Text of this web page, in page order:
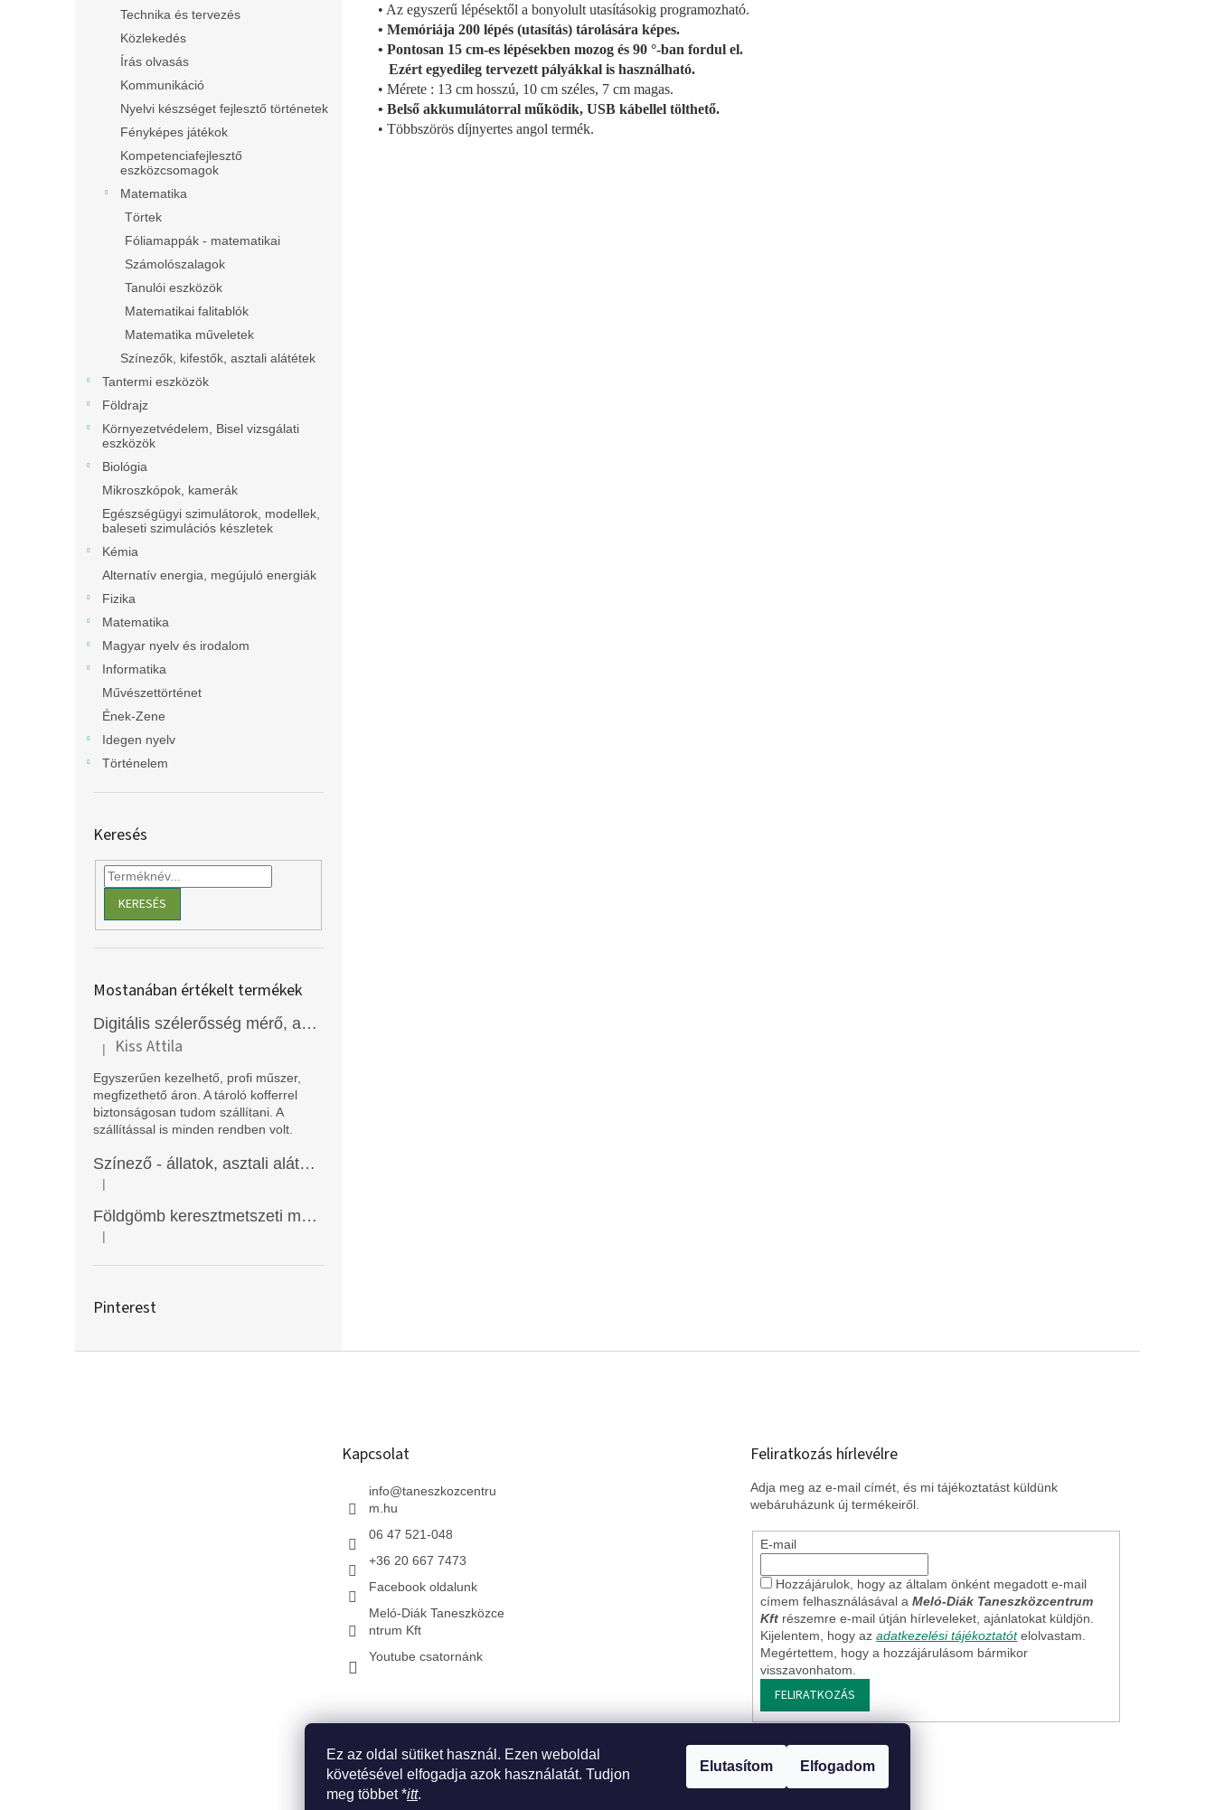
Ez az oldal sütiket használ. Ezen weboldal
követésével elfogadja azok használatát. Tudjon
meg többet *itt.
Elutasítom Elfogadom
Technika és tervezés
Közlekedés
Írás olvasás
Kommunikáció
Nyelvi készséget fejlesztő történetek
Fényképes játékok
Kompetenciafejlesztő
eszközcsomagok
Matematika
Törtek
Fóliamappák - matematikai
Számolószalagok
Tanulói eszközök
Matematikai falitablók
Matematika műveletek
Színezők, kifestők, asztali alátétek
Tantermi eszközök
Földrajz
Környezetvédelem, Bisel vizsgálati
eszközök
Biológia
Mikroszkópok, kamerák
Egészségügyi szimulátorok, modellek,
baleseti szimulációs készletek
Kémia
Alternatív energia, megújuló energiák
Fizika
Matematika
Magyar nyelv és irodalom
Informatika
Művészettörténet
Ének-Zene
Idegen nyelv
Történelem
Keresés
KERESÉS
Mostanában értékelt termékek
Digitális szélerősség mérő, anemométer, EM2250
A termék értékelése 5-ből 5 csillag.
| Kiss Attila
Egyszerűen kezelhető, profi műszer,
megfizethető áron. A tároló kofferrel
biztonságosan tudom szállítani. A
szállítással is minden rendben volt.
Színező - állatok, asztali alátét, Funny Mat
A termék értékelése 5-ből 5 csillag.
|
Földgömb keresztmetszeti modell
A termék értékelése 5-ből 5 csillag.
|
Pinterest
• Az egyszerű lépésektől a bonyolult utasításokig programozható.
• Memóriája 200 lépés (utasítás) tárolására képes.
• Pontosan 15 cm-es lépésekben mozog és 90 °-ban fordul el.
Ezért egyedileg tervezett pályákkal is használható.
• Mérete : 13 cm hosszú, 10 cm széles, 7 cm magas.
• Belső akkumulátorral működik, USB kábellel tölthető.
• Többszörös díjnyertes angol termék.
Kapcsolat
info@taneszkozcentru
m.hu
06 47 521-048
+36 20 667 7473
Facebook oldalunk
Meló-Diák Taneszközce
ntrum Kft
Youtube csatornánk
Feliratkozás hírlevélre
Adja meg az e-mail címét, és mi tájékoztatást küldünk
webáruházunk új termékeiről.
E-mail
Hozzájárulok, hogy az általam önként megadott e-mail
címem felhasználásával aMeló-Diák Taneszközcentrum
Kft részemre e-mail útján hírleveleket, ajánlatokat küldjön.
Kijelentem, hogy azadatkezelési tájékoztatót elolvastam.
Megértettem, hogy a hozzájárulásom bármikor
visszavonhatom.
FELIRATKOZÁS
* Kezdőlap * Szlovákiai leányvállalatunk * Impresszum * Üzleti feltételek ÁSZF * Jogi nyilatkozat